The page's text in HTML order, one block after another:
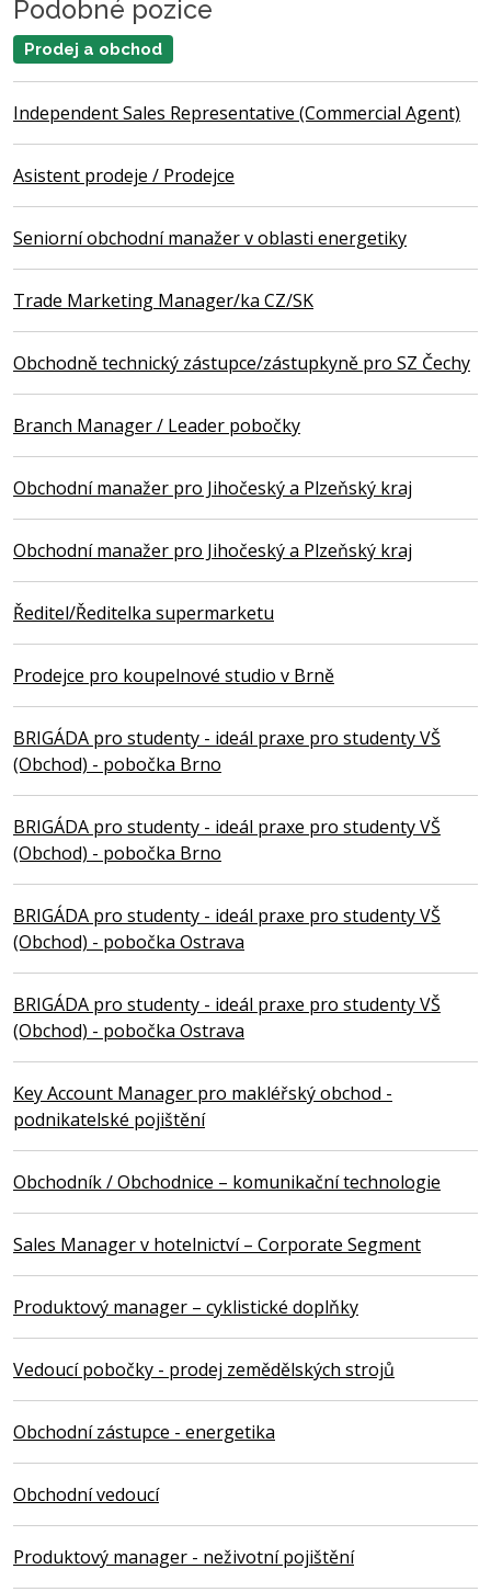
Podobné pozice
Prodej a obchod
Independent Sales Representative (Commercial Agent)
Asistent prodeje / Prodejce
Seniorní obchodní manažer v oblasti energetiky
Trade Marketing Manager/ka CZ/SK
Obchodně technický zástupce/zástupkyně pro SZ Čechy
Branch Manager / Leader pobočky
Obchodní manažer pro Jihočeský a Plzeňský kraj
Obchodní manažer pro Jihočeský a Plzeňský kraj
Ředitel/Ředitelka supermarketu
Prodejce pro koupelnové studio v Brně
BRIGÁDA pro studenty - ideál praxe pro studenty VŠ
(Obchod) - pobočka Brno
BRIGÁDA pro studenty - ideál praxe pro studenty VŠ
(Obchod) - pobočka Brno
BRIGÁDA pro studenty - ideál praxe pro studenty VŠ
(Obchod) - pobočka Ostrava
BRIGÁDA pro studenty - ideál praxe pro studenty VŠ
(Obchod) - pobočka Ostrava
Key Account Manager pro makléřský obchod -
podnikatelské pojištění
Obchodník / Obchodnice – komunikační technologie
Sales Manager v hotelnictví – Corporate Segment
Produktový manager – cyklistické doplňky
Vedoucí pobočky - prodej zemědělských strojů
Obchodní zástupce - energetika
Obchodní vedoucí
Produktový manager - neživotní pojištění